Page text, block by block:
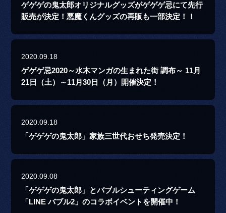
ゲゲゲの鬼太郎オリジナルグッズがゲゲゲ忌にて先行
販売が決定！悪魔くんグッズの再販も一部決定！！
2020.09.18
ゲゲゲ忌2020～水木マンガの生まれた街 調布～ 11月
21日（土）～11月30日（月）開催決定！
2020.09.18
「ゲゲゲの鬼太郎」家族三世代おせち発売決定！
2020.09.08
「ゲゲゲの鬼太郎」とバブルシューティングゲーム
「LINE バブル2」のコラボイベントを開催中！